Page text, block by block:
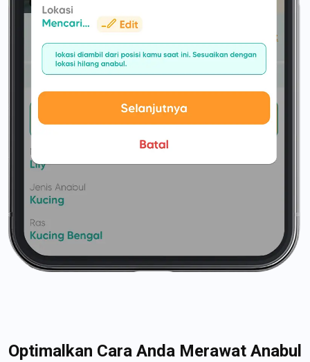
Optimalkan Cara Anda Merawat Anabul